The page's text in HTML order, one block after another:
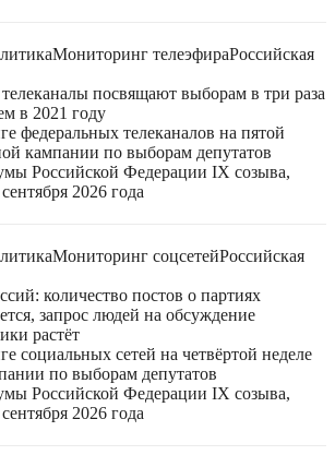
Мониторинг телеэфираРоссийская
посвящают выборам в три раза
в 2021 году
федеральных телеканалов на пятой
кампании по выборам депутатов
Российской Федерации IX созыва,
2026 года
Мониторинг соцсетейРоссийская
количество постов о партиях
запрос людей на обсуждение
растёт
социальных сетей на четвёртой неделе
по выборам депутатов
Российской Федерации IX созыва,
2026 года